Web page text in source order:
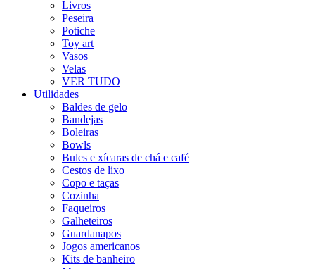
Livros
Peseira
Potiche
Toy art
Vasos
Velas
VER TUDO
Utilidades
Baldes de gelo
Bandejas
Boleiras
Bowls
Bules e xícaras de chá e café
Cestos de lixo
Copo e taças
Cozinha
Faqueiros
Galheteiros
Guardanapos
Jogos americanos
Kits de banheiro